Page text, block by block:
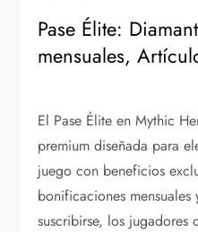
Pase Élite:
mensuales,
El Pase Élite en Mythic
premium diseñada para
juego con beneficios
bonificaciones
suscribirse, los jugadores